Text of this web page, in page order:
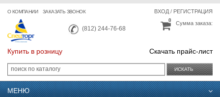
О КОМПАНИИ ЗАКАЗАТЬ ЗВОНОК
(812) 244-76-68
ВХОД/ РЕГИСТРАЦИЯ
Сумма заказа:
0
Купить в розницу Скачать прайс-лист
ИСКАТЬ
МЕНЮ